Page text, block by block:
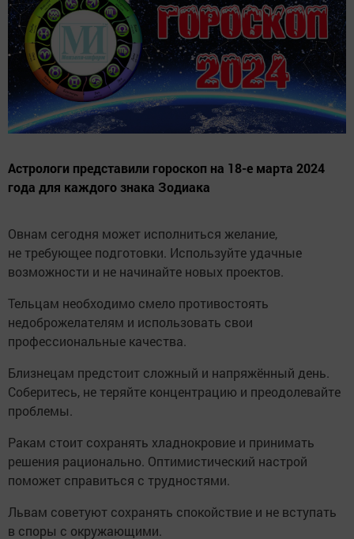
Астрологи представили гороскоп на 18-е марта 2024
года для каждого знака Зодиака
Овнам сегодня может исполниться желание,
не требующее подготовки. Используйте удачные
возможности и не начинайте новых проектов.
Тельцам необходимо смело противостоять
недоброжелателям и использовать свои
профессиональные качества.
Близнецам предстоит сложный и напряжённый день.
Соберитесь, не теряйте концентрацию и преодолевайте
проблемы.
Ракам стоит сохранять хладнокровие и принимать
решения рационально. Оптимистический настрой
поможет справиться с трудностями.
Львам советуют сохранять спокойствие и не вступать
в споры с окружающими.